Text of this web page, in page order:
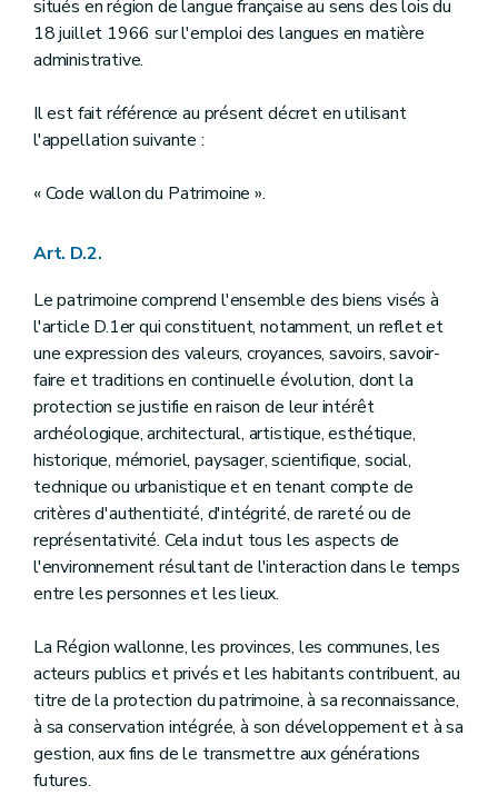
Art. D.28
Art. D.29
Art. D.30
Art. D.31
Art. D.32
Titre 3 Les outils de conservation du patrimoine
er
Chapitre 2 L'autorisation patrimoniale
Art. D.37
Art. D.38
Section 2 Les réunions de patrimoine
Sous-section 1 La première réunion de patrimoine
Art. D.39
Art. D.40
Sous-section 2 Les réunions de patrimoine complémentaires
Art. D.41
Art. D.42
Sous-section 3 Les procès-verbaux
Art. D.43
Section 3 L'octroi ou le refus de l'autorisation patrimoniale
Sous-section 1 La clôture de la procédure d'examen de la demande d'autorisation patrimoniale
Art. D.44
Art. D.45
Sous-section 2 La décision relative à la demande d'autorisation patrimoniale
Art. D.47
Art. D.48
Art. D.49
Art. D.50
Sous-section 3 La durée de validité et la péremption de l'autorisation patrimoniale
situés en région de langue française au sens des lois du
18 juillet 1966 sur l'emploi des langues en matière
administrative.
Il est fait référence au présent décret en utilisant
l'appellation suivante :
« Code wallon du Patrimoine ».
Art. D.2.
Le patrimoine comprend l'ensemble des biens visés à
l'article D.1er qui constituent, notamment, un reflet et
une expression des valeurs, croyances, savoirs, savoir-
faire et traditions en continuelle évolution, dont la
protection se justifie en raison de leur intérêt
archéologique, architectural, artistique, esthétique,
historique, mémoriel, paysager, scientifique, social,
technique ou urbanistique et en tenant compte de
critères d'authenticité, d'intégrité, de rareté ou de
représentativité. Cela inclut tous les aspects de
l'environnement résultant de l'interaction dans le temps
entre les personnes et les lieux.
La Région wallonne, les provinces, les communes, les
acteurs publics et privés et les habitants contribuent, au
titre de la protection du patrimoine, à sa reconnaissance,
à sa conservation intégrée, à son développement et à sa
gestion, aux fins de le transmettre aux générations
futures.